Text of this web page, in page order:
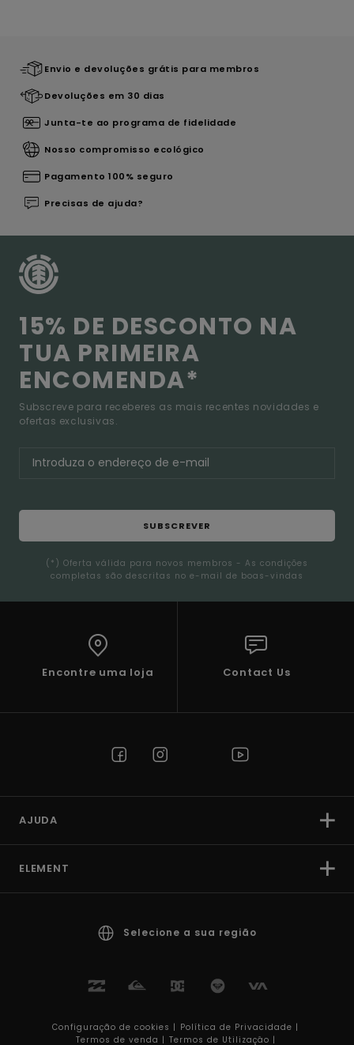
Envio e devoluções grátis para membros
Devoluções em 30 dias
Junta-te ao programa de fidelidade
Nosso compromisso ecológico
Pagamento 100% seguro
Precisas de ajuda?
15% DE DESCONTO NA
TUA PRIMEIRA
ENCOMENDA*
Subscreve para receberes as mais recentes novidades e
ofertas exclusivas.
SUBSCREVER
(*) Oferta válida para novos membros - As condições
completas são descritas no e-mail de boas-vindas
Encontre uma loja Contact Us
AJUDA
ELEMENT
Selecione a sua região
Configuração de cookies | Política de Privacidade |
Termos de venda | Termos de Utilizaçâo |